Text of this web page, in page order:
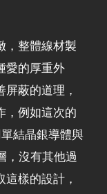
，整體線材製
愛的厚重外
蔽的道理，
，例如這次的
結晶銀導體與
，沒有其他過
樣的設計，